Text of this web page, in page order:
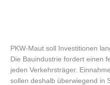
PKW-Maut soll Investitionen
Die Bauindustrie fordert einen
jeden Verkehrsträger.
sollen deshalb überwiegend in